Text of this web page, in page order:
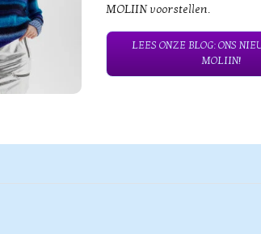
MOLIIN voorstellen.
LEES ONZE BLOG: ONS
MOLIIN!